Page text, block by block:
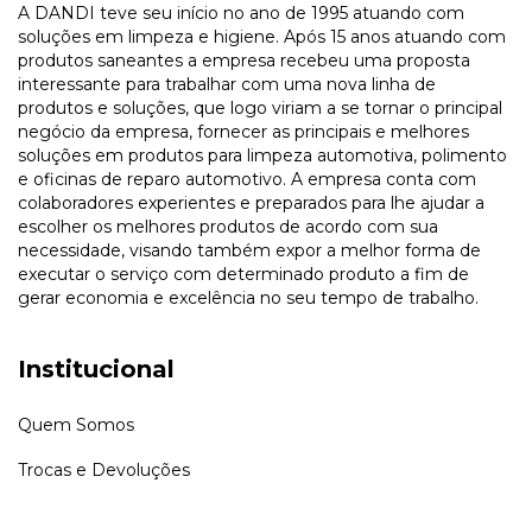
A DANDI teve seu início no ano de 1995 atuando com
soluções em limpeza e higiene. Após 15 anos atuando com
produtos saneantes a empresa recebeu uma proposta
interessante para trabalhar com uma nova linha de
produtos e soluções, que logo viriam a se tornar o principal
negócio da empresa, fornecer as principais e melhores
soluções em produtos para limpeza automotiva, polimento
e oficinas de reparo automotivo. A empresa conta com
colaboradores experientes e preparados para lhe ajudar a
escolher os melhores produtos de acordo com sua
necessidade, visando também expor a melhor forma de
executar o serviço com determinado produto a fim de
gerar economia e excelência no seu tempo de trabalho.
Institucional
Quem Somos
Trocas e Devoluções